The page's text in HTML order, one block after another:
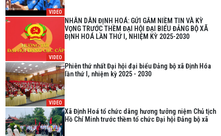
VIDEO
VIDEO
NHÂN DÂN ĐỊNH HOÁ: GỬI GẮM NIỀM TIN VÀ KỲ
VỌNG TRƯỚC THỀM ĐẠI HỘI ĐẠI BIỂU ĐẢNG BỘ XÃ
ĐỊNH HOÁ LẦN THỨ I, NHIỆM KỲ 2025-2030
VIDEO
Phiên thứ nhất Đại hội đại biểu Đảng bộ xã Định Hóa
lần thứ I, nhiệm kỳ 2025 - 2030
Xã Định Hoá tổ chức dâng hương tưởng niệm Chủ tịch
Hồ Chí Minh trước thềm tổ chức Đại hội Đảng bộ xã